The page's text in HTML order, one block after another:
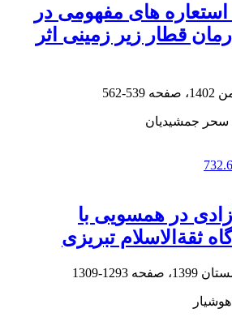
های مفهومی در
قطار زیر زمینی اثر
539-562
سحر جمشیدیان
در همسویی با
ثقة‌الاسلام تبریزی
1293-1309